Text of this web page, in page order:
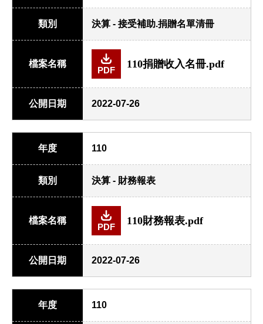
類別 決算 - 接受補助.捐贈名單清冊
檔案名稱
PDF
110捐贈收入名冊.pdf
公開日期 2022-07-26
年度 110
類別 決算 - 財務報表
檔案名稱
PDF
110財務報表.pdf
公開日期 2022-07-26
年度 110